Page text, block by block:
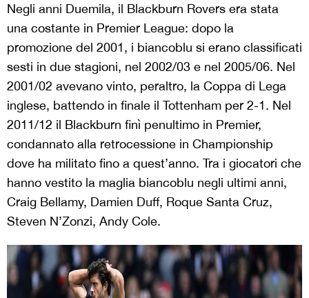
Negli anni Duemila, il Blackburn Rovers era stata
una costante in Premier League: dopo la
promozione del 2001, i biancoblu si erano classificati
sesti in due stagioni, nel 2002/03 e nel 2005/06. Nel
2001/02 avevano vinto, peraltro, la Coppa di Lega
inglese, battendo in finale il Tottenham per 2-1. Nel
2011/12 il Blackburn finì penultimo in Premier,
condannato alla retrocessione in Championship
dove ha militato fino a quest’anno. Tra i giocatori che
hanno vestito la maglia biancoblu negli ultimi anni,
Craig Bellamy, Damien Duff, Roque Santa Cruz,
Steven N’Zonzi, Andy Cole.